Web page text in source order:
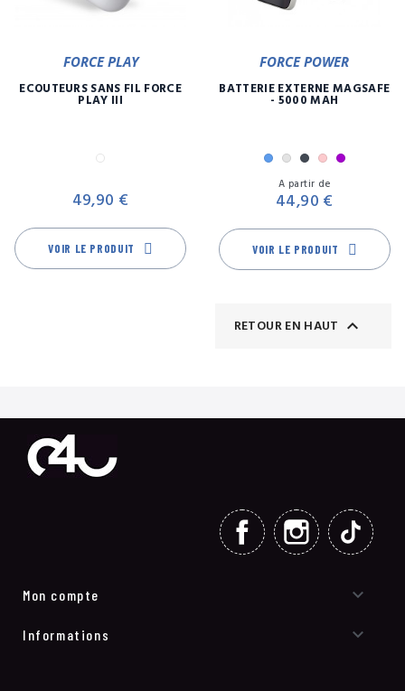
FORCE PLAY
ECOUTEURS SANS FIL FORCE
PLAY III
Blanc
49,90 €
VOIR LE PRODUIT
FORCE POWER
BATTERIE EXTERNE MAGSAFE
- 5000 MAH
BleuGrisNoirRoseViolet
A partir de
44,90 €
VOIR LE PRODUIT
RETOUR EN HAUT 
FACEBOOK INSTAGRAM
Mon compte 
Informations 